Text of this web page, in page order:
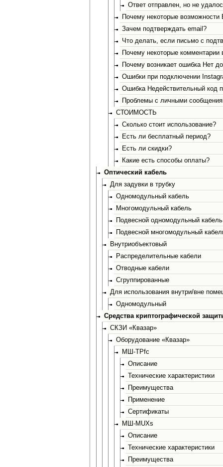
Ответ отправлен, но не
Почему некоторые возможности
Зачем подтверждать email?
Что делать, если письмо с
Почему некоторые
Почему возникает ошибка Нет
Ошибки при подключении
Ошибка Недействительный код
Проблемы с личными
СТОИМОСТЬ
Сколько стоит использование?
Есть ли бесплатный период?
Есть ли скидки?
Какие есть способы оплаты?
Оптический кабель
Для задувки в трубку
Одномодульный кабель
Многомодульный кабель
Подвесной одномодульный кабель
Подвесной многомодульный
Внутриобъектовый
Распределительные кабели
Отводные кабели
Сгруппированные
Для использования внутри/вне
Одномодульный
Средства криптографической
СКЗИ «Квазар»
Оборудование «Квазар»
МШ-ТРfc
Описание
Технические характеристики
Преимущества
Применение
Сертификаты
МШ-MUXs
Описание
Технические характеристики
Преимущества